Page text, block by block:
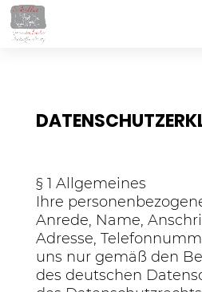
§ 1 Allgemeines
Ihre
Anrede, Name,
Adresse,
uns nur gemäß den
des deutschen